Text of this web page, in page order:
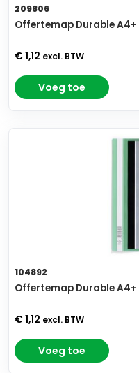
209806
Offertemap Durable
€ 1,12 excl. BTW
Voeg toe
104892
Offertemap Durable
€ 1,12 excl. BTW
Voeg toe